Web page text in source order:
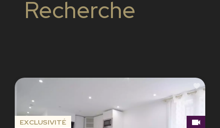
Recherche
EXCLUSIVITÉ